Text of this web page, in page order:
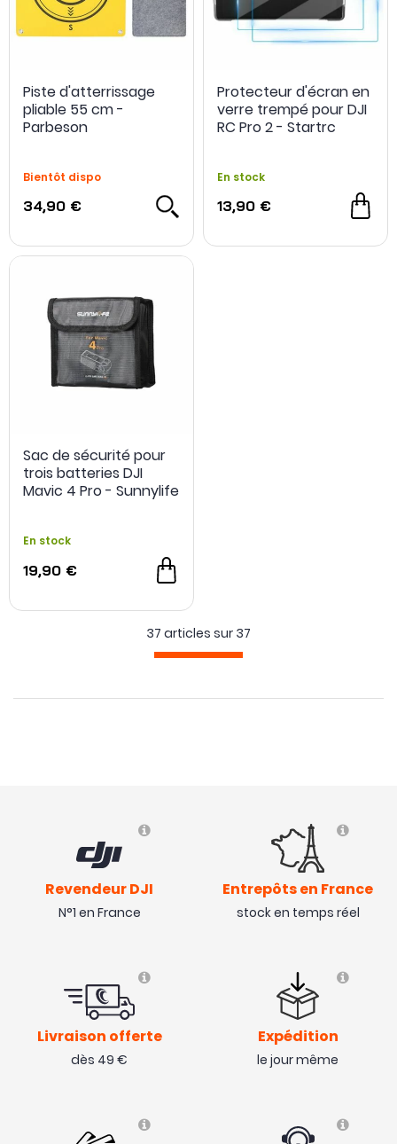
Piste d'atterrissage
pliable 55 cm -
Parbeson
Bientôt dispo
34,90 €
Protecteur d'écran en
verre trempé pour DJI
RC Pro 2 - Startrc
En stock
13,90 €
Sac de sécurité pour
trois batteries DJI
Mavic 4 Pro - Sunnylife
En stock
19,90 €
37 articles sur 37
Revendeur DJI
N°1 en France
Entrepôts en France
stock en temps réel
Livraison offerte
dès 49 €
Expédition
le jour même